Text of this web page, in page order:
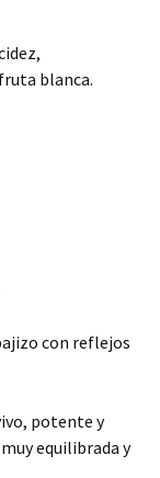
blanca.
con reflejos
potente y
equilibrada y